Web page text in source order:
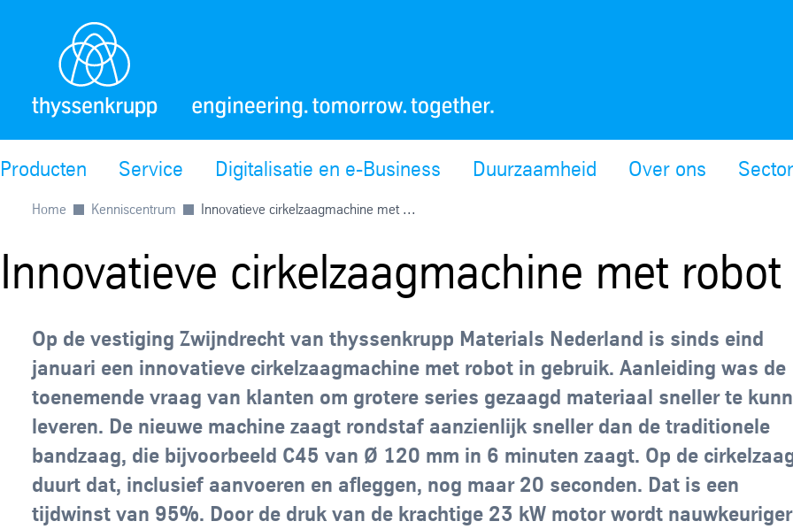
Producten Service Digitalisatie en e-Business Duurzaamheid Over ons
Home Kenniscentrum Innovatieve cirkelzaagmachine met ...
Innovatieve cirkelzaagmachine met
Op de vestiging Zwijndrecht van thyssenkrupp Materials Nederland is sinds eind
januari een innovatieve cirkelzaagmachine met robot in gebruik. Aanleiding was de
toenemende vraag van klanten om grotere series gezaagd materiaal sneller te
leveren. De nieuwe machine zaagt rondstaf aanzienlijk sneller dan de traditionele
bandzaag, die bijvoorbeeld C45 van Ø 120 mm in 6 minuten zaagt. Op de
duurt dat, inclusief aanvoeren en afleggen, nog maar 20 seconden. Dat is een
tijdwinst van 95%. Door de druk van de krachtige 23 kW motor wordt nauwkeuriger